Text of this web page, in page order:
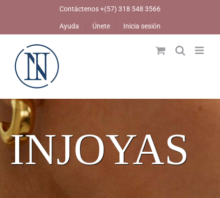
Contáctenos +(57) 318 548 3566
Ayuda Únete Inicia sesión
INJOYAS